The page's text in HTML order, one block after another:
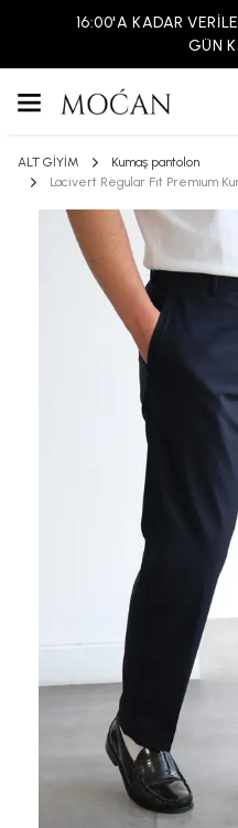
16:00'A KADAR
GÜN
ALT GİYİM
Kumaş pantolon
Lacivert Regular Fıt Premıum